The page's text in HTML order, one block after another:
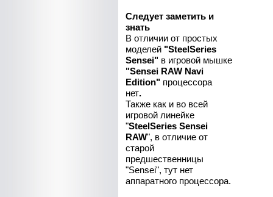
Следует заметить и
знать
В отличии от простых
моделей "SteelSeries
Sensei" в игровой мышке
"Sensei RAW Navi
Edition" процессора
нет.
Также как и во всей
игровой линейке
"SteelSeries Sensei
RAW", в отличие от
старой
предшественницы
"Sensei", тут нет
аппаратного процессора.